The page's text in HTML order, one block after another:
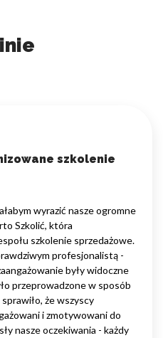
szkolenie
wyrazić nasze ogromne
Szkolić, która
szkolenie sprzedażowe.
profesjonalistą -
były widoczne
przeprowadzone w sposób
że wszyscy
i zmotywowani do
nasze oczekiwania - każdy